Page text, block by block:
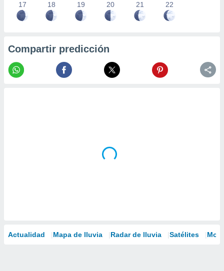
17 18 19 20 21 22
Compartir predicción
Actualidad Mapa de lluvia Radar de lluvia Satélites